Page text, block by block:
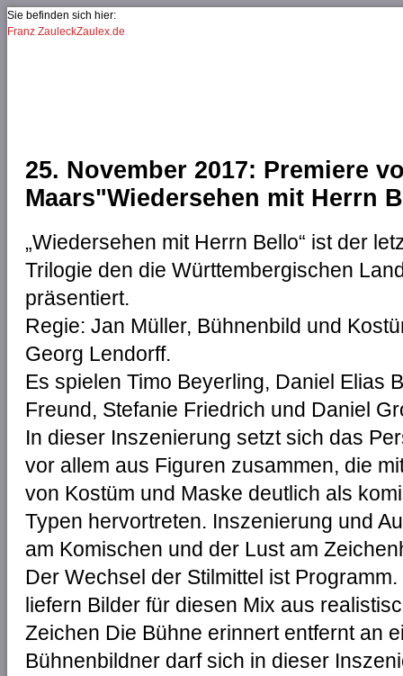
Jump to Navigation
Sie befinden sich hier:
Franz ZauleckZaulex.de
25. November 2017: Premiere
Maars"Wiedersehen mit Herrn
„Wiedersehen mit Herrn Bello“ ist der
Trilogie den die Württembergischen
präsentiert.
Regie: Jan Müller, Bühnenbild und
Georg Lendorff.
Es spielen Timo Beyerling, Daniel Elias
Freund, Stefanie Friedrich und Daniel
In dieser Inszenierung setzt sich das
vor allem aus Figuren zusammen, die
von Kostüm und Maske deutlich als
Typen hervortreten. Inszenierung und
am Komischen und der Lust am
Der Wechsel der Stilmittel ist
liefern Bilder für diesen Mix aus
Zeichen Die Bühne erinnert entfernt an
Bühnenbildner darf sich in dieser